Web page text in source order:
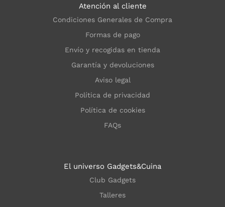
Atención al cliente
Condiciones Generales de Compra
Formas de pago
Envío y recogidas en tienda
Garantía y devoluciones
Aviso legal
Política de privacidad
Política de cookies
FAQs
El universo Gadgets&Cuina
Club Gadgets
Talleres